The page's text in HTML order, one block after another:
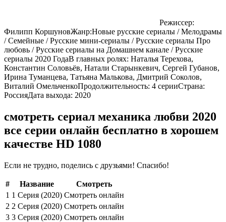
Режиссер:
Филипп КоршуновЖанр:Новые русские сериалы / Мелодрамы
/ Семейные / Русские мини-сериалы / Русские сериалы Про
любовь / Русские сериалы на Домашнем канале / Русские
сериалы 2020 ГодаВ главных ролях: Наталья Терехова,
Константин Соловьёв, Натали Старынкевич, Сергей Губанов,
Ирина Туманцева, Татьяна Малькова, Дмитрий Соколов,
Виталий ОмельченкоПродолжительность: 4 серииСтрана:
РоссияДата выхода: 2020
смотреть сериал механика любви 2020
все серии онлайн бесплатно в хорошем
качестве HD 1080
Если не трудно, поделись с друзьями! Спасибо!
# Название
Смотреть
1 1 Серия (2020) Смотреть онлайн
2 2 Серия (2020) Смотреть онлайн
3 3 Серия (2020) Смотреть онлайн